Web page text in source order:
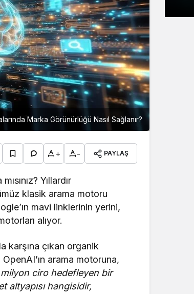
Marka Görünürlüğü Nasıl Sağlanır?
+ - PAYLAŞ
Yıllardır
klasik arama motoru
mavi linklerinin yerini,
alıyor.
karşına çıkan organik
OpenAI’ın arama motoruna,
milyon ciro hedefleyen bir
altyapısı hangisidir,